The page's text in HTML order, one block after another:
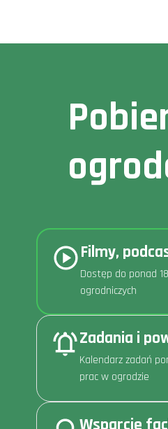
Filmy,
Dostęp do ponad
ogrodniczych
Zadania i
Kalendarz zadań
prac w ogrodzie
Wsparcie